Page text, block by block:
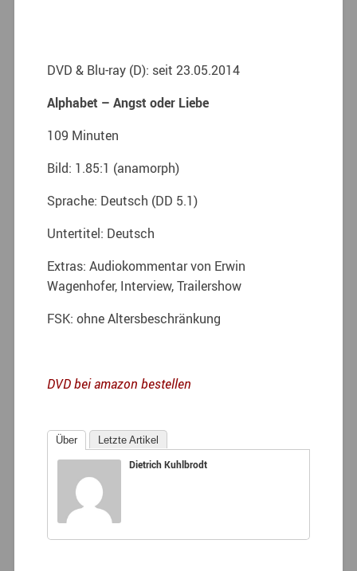
DVD & Blu-ray (D): seit 23.05.2014
Alphabet – Angst oder Liebe
109 Minuten
Bild: 1.85:1 (anamorph)
Sprache: Deutsch (DD 5.1)
Untertitel: Deutsch
Extras: Audiokommentar von Erwin
Wagenhofer, Interview, Trailershow
FSK: ohne Altersbeschränkung
DVD bei amazon bestellen
Über Letzte Artikel
Dietrich Kuhlbrodt